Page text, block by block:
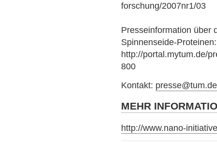
forschung/2007nr1/03
Presseinformation über
Spinnenseide-Proteinen:
http://portal.mytum.de/
800
Kontakt: presse@tum.de
MEHR
http://www.nano-